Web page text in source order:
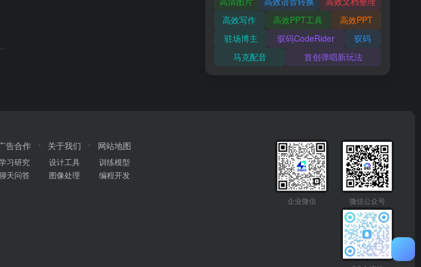
高效写作
高效PPT工具
高效PPT
驻场博主
驭码CodeRider
驭码
马克配音
首创弹唱新玩法
告合作
习研究
天问答
关于我们
设计工具
图像处理
网站地图
训练模型
编程开发
企业微信 微信公众号